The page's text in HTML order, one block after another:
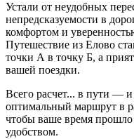
Устали от неудобных
непредсказуемости в
комфортом и
Путешествие из Елово
точки А в точку Б, а
вашей поездки.
Всего расчет... в пути — и
оптимальный маршрут в
чтобы ваше время
удобством.